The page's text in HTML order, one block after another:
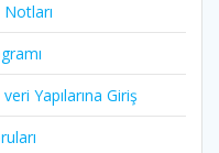
Yapılarına Giriş